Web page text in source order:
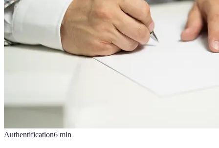
Authentification6 min